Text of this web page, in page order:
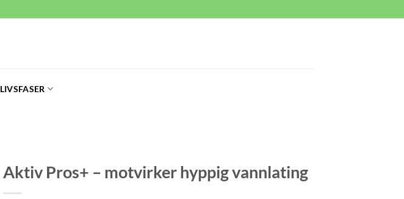
LIVSFASER
Aktiv Pros+ – motvirker hyppig vannlating